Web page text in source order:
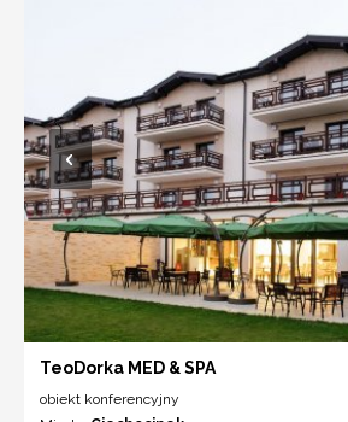
TeoDorka MED & SPA
obiekt konferencyjny